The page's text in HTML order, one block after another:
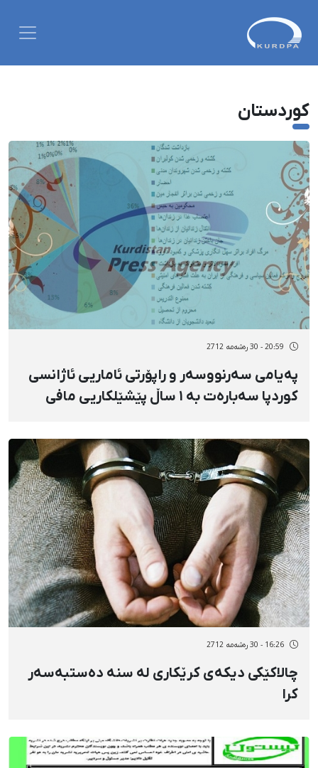
کوردستان
20:59 - 30 رەشەمه 2712
پەیامی سەرنووسەر و راپۆرتی ئاماریی ئاژانسی
کوردپا سەبارەت بە ١ ساڵ پێشێلکاریی مافی
16:26 - 30 رەشەمه 2712
چالاکێکی دیکەی کرێکاری لە سنە دەستبەسەر
کرا